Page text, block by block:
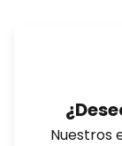
Nuestros